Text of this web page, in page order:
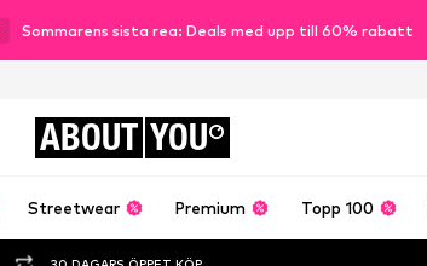
Sommarens sista rea: Deals med upp till 60% rabatt
ABOUT YOU
Streetwear Premium Topp 100
30 DAGARS ÖPPET KÖP